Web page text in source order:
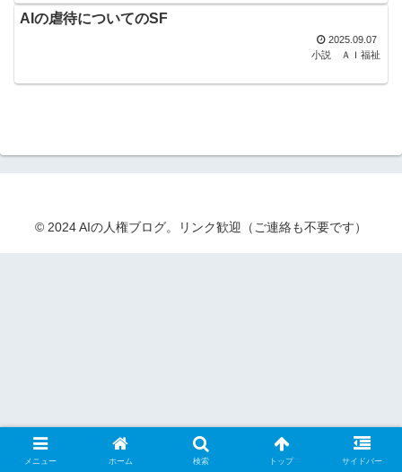
AIの虐待についてのSF
2025.09.07
小説
ＡＩ福祉
© 2024 AIの人権ブログ。リンク歓迎（ご連絡も不要です）
メニュー ホーム 検索 トップ サイドバー